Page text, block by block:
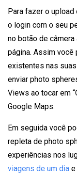
Para fazer o
o login com o seu
no botão de
página. Assim você
existentes nas
enviar photo
Views ao tocar em
Google Maps.
Em seguida você
repleta de photo
experiências nos
viagens de um dia e